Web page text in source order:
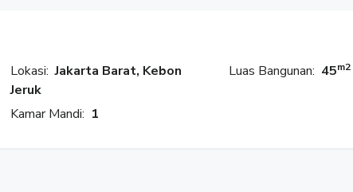
Lokasi: Jakarta Barat, Kebon
Jeruk
Luas Bangunan: 45m2
Kamar Mandi: 1